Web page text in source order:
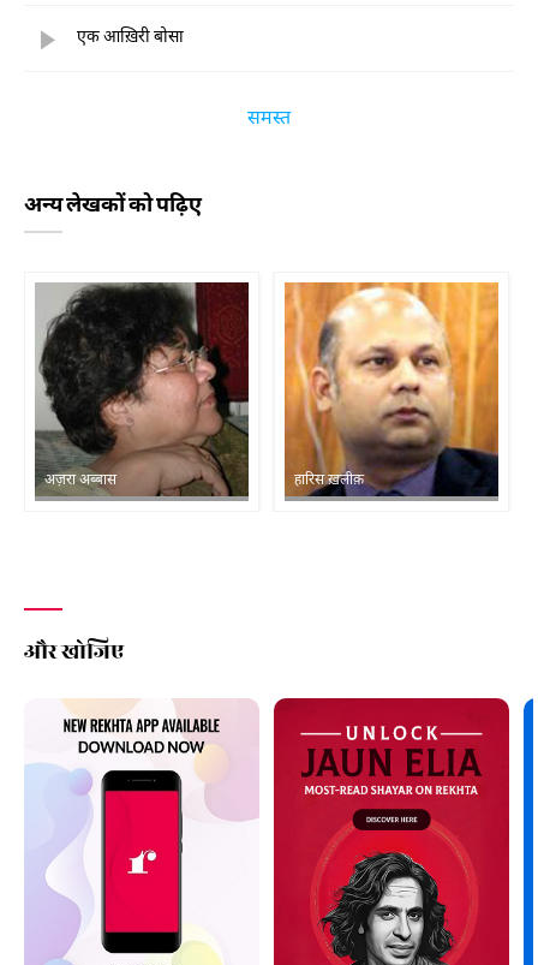
एक आख़िरी बोसा
समस्त
अन्य लेखकों को पढ़िए
अज़रा अब्बास हारिस ख़लीक़
और खोजिए